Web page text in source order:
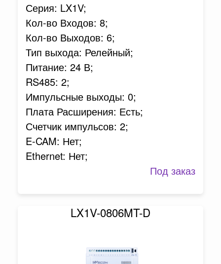
Серия: LX1V;
Кол-во Входов: 8;
Кол-во Выходов: 6;
Тип выхода: Релейный;
Питание: 24 В;
RS485: 2;
Импульсные выходы: 0;
Плата Расширения: Есть;
Счетчик импульсов: 2;
E-CAM: Нет;
Ethernet: Нет;
Под заказ
LX1V-0806MT-D